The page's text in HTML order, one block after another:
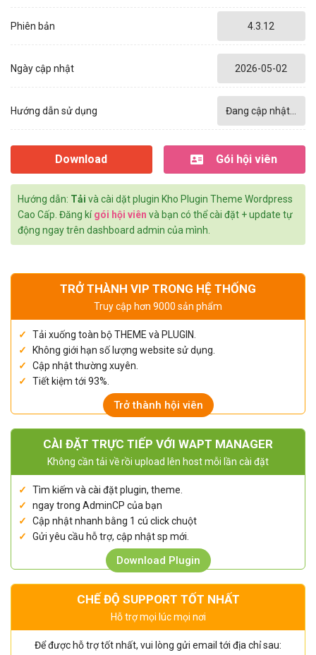
Phiên bản 4.3.12
Ngày cập nhật 2026-05-02
Hướng dẫn sử dụng Đang cập nhật...
Download Gói hội viên
Hướng dẫn: Tải và cài dặt plugin Kho Plugin Theme Wordpress
Cao Cấp. Đăng kígói hội viên và bạn có thể cài đặt + update tự
động ngay trên dashboard admin của mình.
TRỞ THÀNH VIP TRONG HỆ THỐNG
Truy cập hơn 9000 sản phẩm
Tải xuống toàn bộ THEME và PLUGIN.
Không giới hạn số lượng website sử dụng.
Cập nhật thường xuyên.
Tiết kiệm tới 93%.
Trở thành hội viên
CÀI ĐẶT TRỰC TIẾP VỚI WAPT MANAGER
Không cần tải về rồi upload lên host mỗi lần cài đặt
Tìm kiếm và cài đặt plugin, theme.
ngay trong AdminCP của bạn
Cập nhật nhanh bằng 1 cú click chuột
Gửi yêu cầu hỗ trợ, cập nhật sp mới.
Download Plugin
CHẾ ĐỘ SUPPORT TỐT NHẤT
Hỗ trợ mọi lúc mọi nơi
Để được hỗ trợ tốt nhất, vui lòng gửi email tới địa chỉ sau: